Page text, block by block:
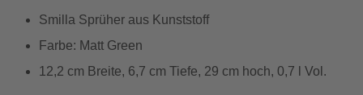
Smilla Sprüher aus Kunststoff
Farbe: Matt Green
12,2 cm Breite, 6,7 cm Tiefe, 29 cm hoch, 0,7 l Vol.